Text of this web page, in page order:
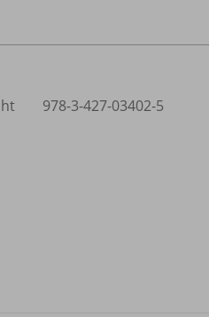
978-3-427-03402-5